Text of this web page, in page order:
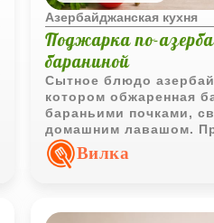
Азербайджанская кухня
Поджарка по-
бараниной
Сытное блюдо
котором обжаренная
бараньими почками,
домашним лавашом.
позволяет полностью
Вилка